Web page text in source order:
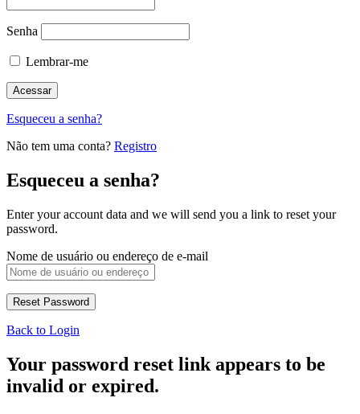
Senha
Lembrar-me
Esqueceu a senha?
Não tem uma conta? Registro
Esqueceu a senha?
Enter your account data and we will send you a link to reset your
password.
Nome de usuário ou endereço de e-mail
Back to Login
Your password reset link appears to be
invalid or expired.